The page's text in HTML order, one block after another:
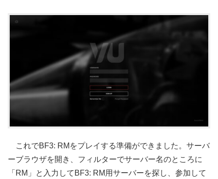
これでBF3: RMをプレイする準備ができました。サーバ
ーブラウザを開き、フィルターでサーバー名のところに
「RM」と入力してBF3: RM用サーバーを探し、参加して